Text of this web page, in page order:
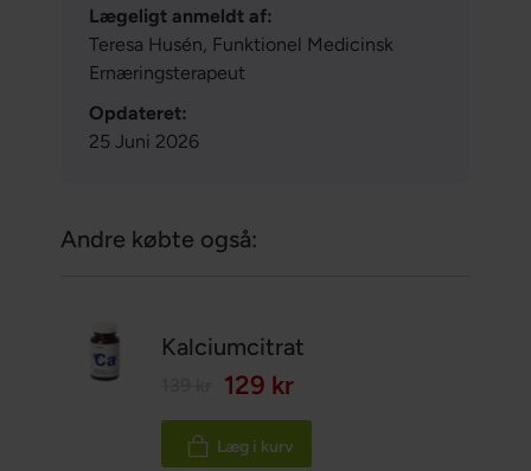
Lægeligt anmeldt af:
Teresa Husén, Funktionel Medicinsk
Ernæringsterapeut
Opdateret:
25 Juni 2026
Andre købte også:
Kalciumcitrat
129 kr
Læg i kurv